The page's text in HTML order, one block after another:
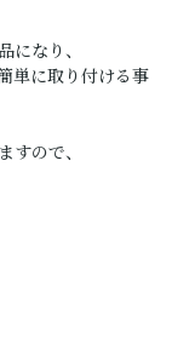
なり、
単に取り付ける事
ので、